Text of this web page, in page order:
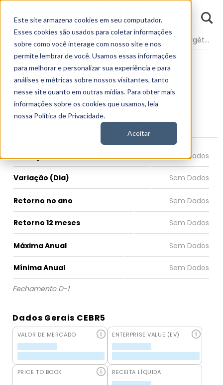
Este site armazena cookies em seu computador.
Esses cookies são usados para coletar informações
sobre como você interage com nosso site e nos
permite lembrar de você. Usamos essas informações
para melhorar e personalizar sua experiência e para
análises e métricas sobre nossos visitantes, tanto
nesse site quanto em outras mídias. Para obter mais
informações sobre os cookies que usamos, leia
nossa Política de Privacidade.
Aceitar
Empresas CEBR5 - Companhia Energética de Brasília
CEBR5
Companhia Energética de Brasília - CEB
COTAÇÃO CEBR5 HOJE
Variação (Dia)
Retorno no ano
Retorno 12 meses
Máxima Anual
Mínima Anual
Fechamento D-1
Dados Gerais CEBR5
VALOR DE MERCADO ENTERPRISE VALUE (EV)
PRICE TO BOOK RECEITA LÍQUIDA